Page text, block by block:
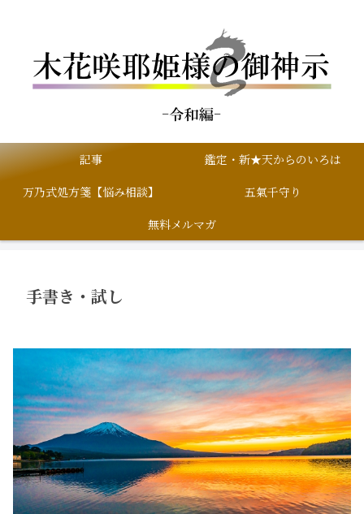
記事
鑑定・新★天からのいろは
万乃式処方箋【悩み相談】
五氣千守り
無料メルマガ
手書き・試し